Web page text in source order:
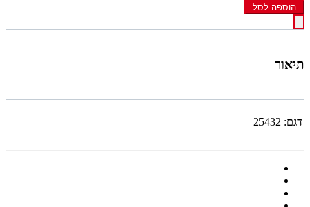
הוספה לסל
תיאור
דגם: 25432